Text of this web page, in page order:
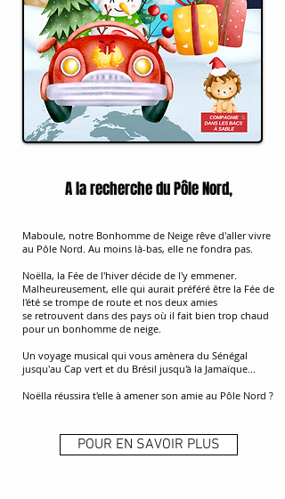
A la recherche du Pôle Nord,
Maboule, notre Bonhomme de Neige rêve d'aller vivre
au Pôle Nord. Au moins là-bas, elle ne fondra pas.
Noëlla, la Fée de l'hiver décide de l'y emmener.
Malheureusement, elle qui aurait préféré être la Fée de
l'été se trompe de route et nos deux amies
se retrouvent dans des pays où il fait bien trop chaud
pour un bonhomme de neige.
Un voyage musical qui vous amènera du Sénégal
jusqu'au Cap vert et du Brésil jusqu'à la Jamaïque...
Noëlla réussira t'elle à amener son amie au Pôle Nord ?
POUR EN SAVOIR PLUS